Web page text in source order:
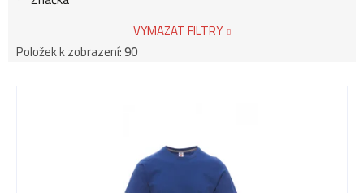
VYMAZAT FILTRY
Položek k zobrazení:90